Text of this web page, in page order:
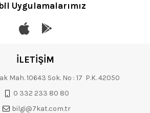
Uygulamalarımız
İLETİŞİM
Mah. 10643 Sok. No : 17 P.K. 42050
0 332 233 80 80
bilgi@7kat.com.tr